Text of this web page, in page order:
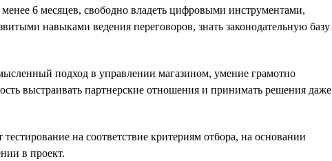
6 месяцев, свободно владеть цифровыми инструментами,
навыками ведения переговоров, знать законодательную базу
подход в управлении магазином, умение грамотно
выстраивать партнерские отношения и принимать решения даже
на соответствие критериям отбора, на основании
в проект.